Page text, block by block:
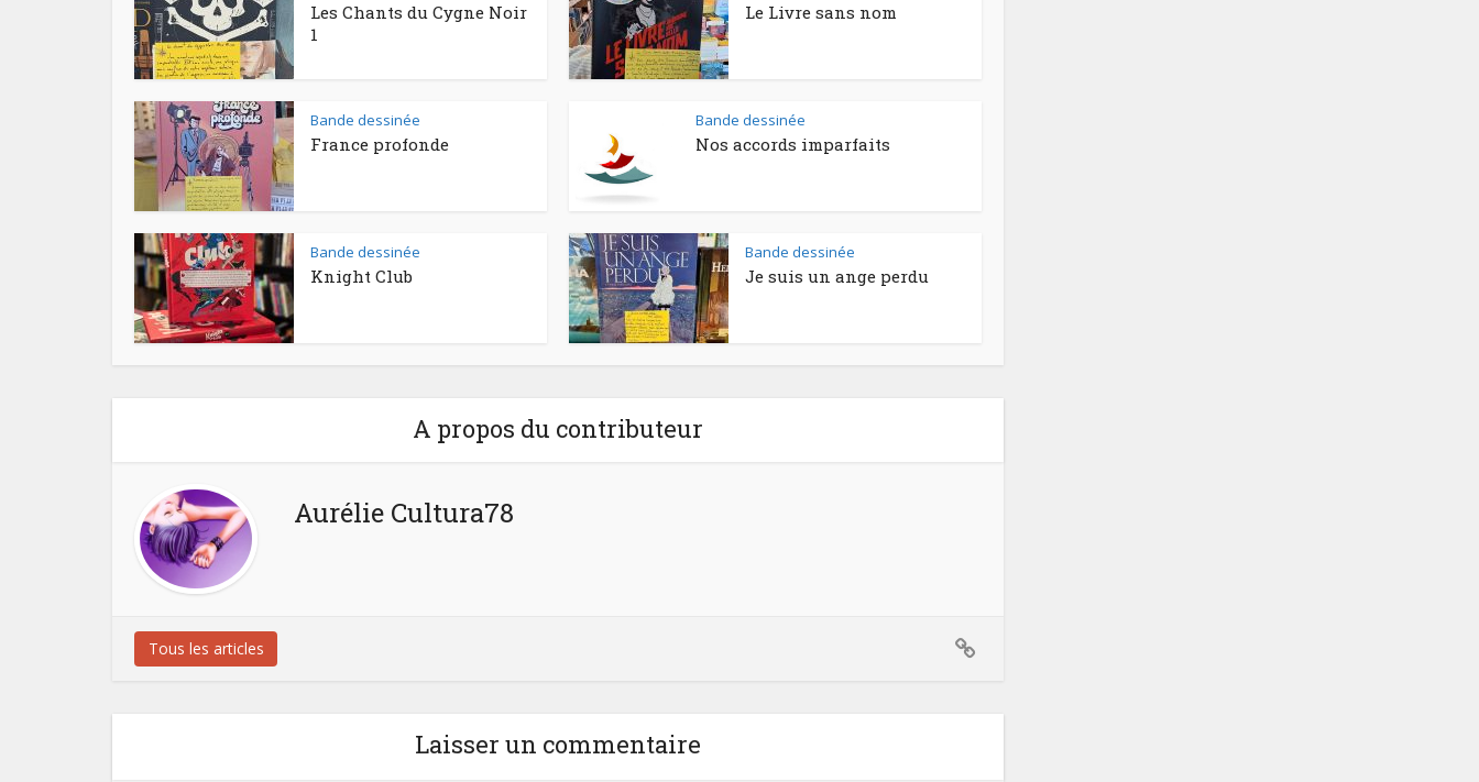
Les Chants du Cygne Noir
1
Le Livre sans nom
Bande dessinée
France profonde
Bande dessinée
Nos accords imparfaits
Bande dessinée
Knight Club
Bande dessinée
Je suis un ange perdu
A propos du contributeur
Aurélie Cultura78
Tous les articles
Laisser un commentaire